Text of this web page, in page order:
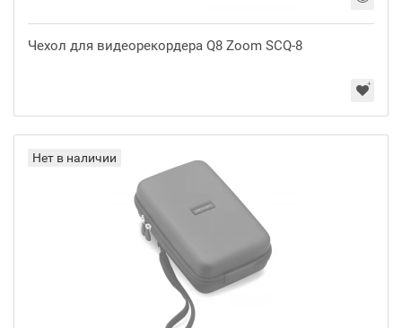
Чехол для видеорекордера Q8 Zoom SCQ-8
Нет в наличии